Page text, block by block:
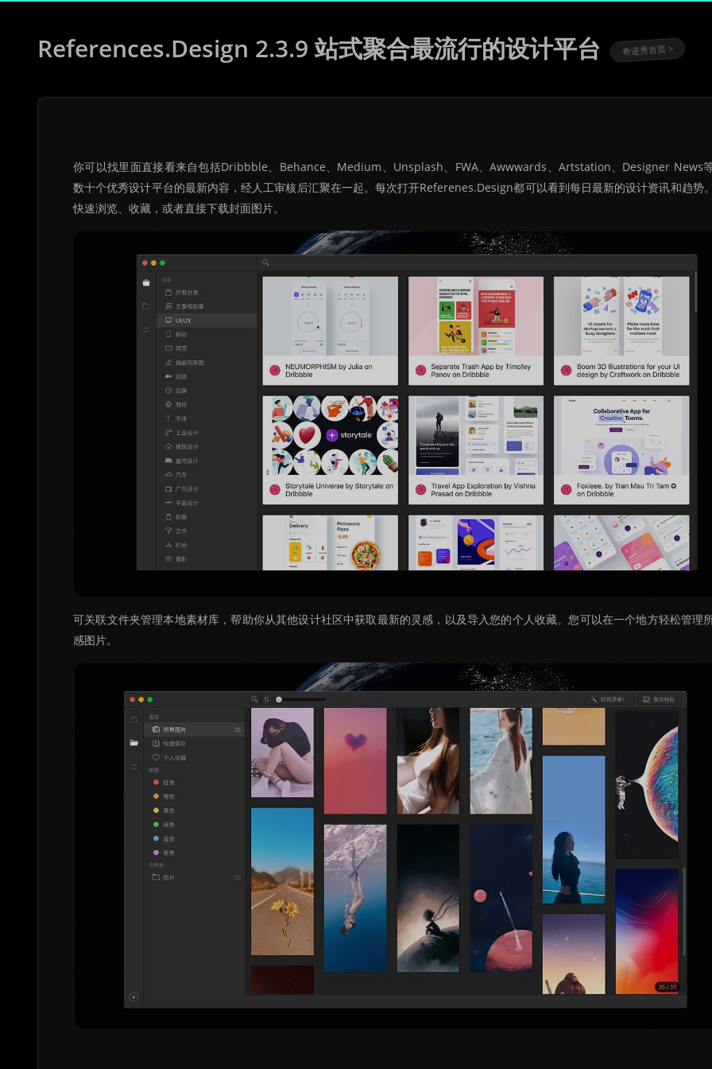
References.Design 2.3.9 站式聚合最流行的设计平台 奇迹秀首页 >
你可以找里面直接看来自包括Dribbble、Behance、Medium、Unsplash、FWA、Awwwards、Artstation、Designer News
数十个优秀设计平台的最新内容，经人工审核后汇聚在一起。每次打开Referenes.Design都可以看到每日最新的设计资讯和趋势
快速浏览、收藏，或者直接下载封面图片。
可关联文件夹管理本地素材库，帮助你从其他设计社区中获取最新的灵感，以及导入您的个人收藏。您可以在一个地方轻松管理
感图片。